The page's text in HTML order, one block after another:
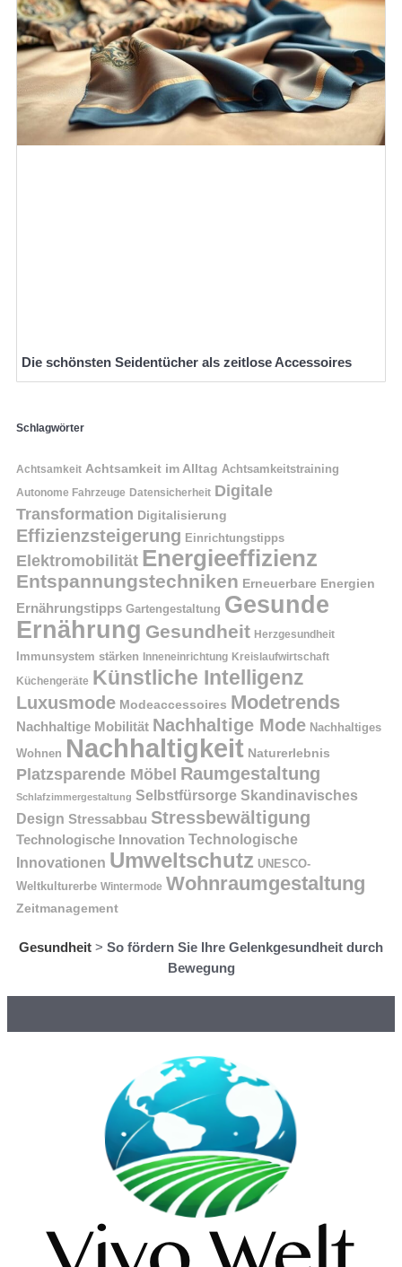
Die schönsten Seidentücher als zeitlose Accessoires
Schlagwörter
Achtsamkeit Achtsamkeit im Alltag Achtsamkeitstraining
Autonome Fahrzeuge Datensicherheit Digitale
Transformation Digitalisierung
Effizienzsteigerung Einrichtungstipps
Elektromobilität Energieeffizienz
Entspannungstechniken Erneuerbare Energien
Ernährungstipps Gartengestaltung Gesunde
Ernährung Gesundheit Herzgesundheit
Immunsystem stärken Inneneinrichtung Kreislaufwirtschaft
Küchengeräte Künstliche Intelligenz
Luxusmode Modeaccessoires Modetrends
Nachhaltige Mobilität Nachhaltige Mode Nachhaltiges
Wohnen Nachhaltigkeit Naturerlebnis
Platzsparende Möbel Raumgestaltung
Schlafzimmergestaltung Selbstfürsorge Skandinavisches
Design Stressabbau Stressbewältigung
Technologische Innovation Technologische
Innovationen Umweltschutz UNESCO-
Weltkulturerbe Wintermode Wohnraumgestaltung
Zeitmanagement
Gesundheit > So fördern Sie Ihre Gelenkgesundheit durch
Bewegung